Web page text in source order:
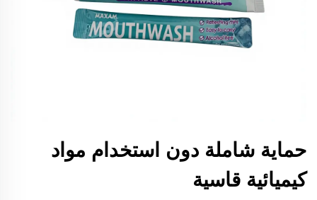
حماية شاملة دون استخدام مواد
كيميائية قاسية